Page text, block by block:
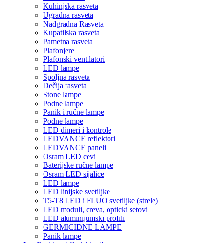
Kuhinjska rasveta
Ugradna rasveta
Nadgradna Rasveta
Kupatilska rasveta
Pametna rasveta
Plafonjere
Plafonski ventilatori
LED lampe
Spoljna rasveta
Dečija rasveta
Stone lampe
Podne lampe
Panik i ručne lampe
Podne lampe
LED dimeri i kontrole
LEDVANCE reflektori
LEDVANCE paneli
Osram LED cevi
Baterijske ručne lampe
Osram LED sijalice
LED lampe
LED linijske svetiljke
T5-T8 LED i FLUO svetiljke (strele)
LED moduli, creva, opticki setovi
LED aluminijumski profili
GERMICIDNE LAMPE
Panik lampe